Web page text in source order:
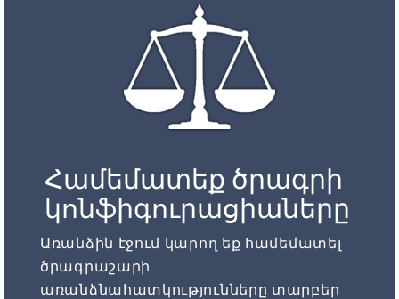
Համեմատեք ծրագրի
կոնֆիգուրացիաները
Առանձին էջում կարող եք համեմատել
ծրագրաշարի
առանձնահատկությունները տարբեր